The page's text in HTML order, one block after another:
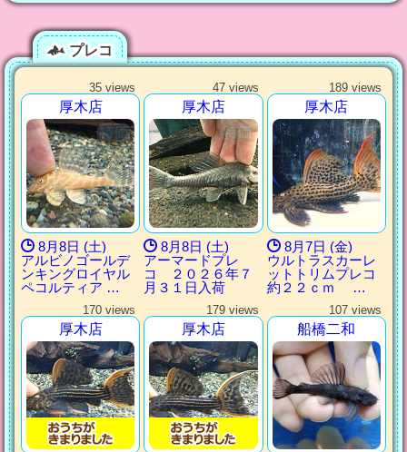
プレコ
35 views
厚木店
8月8日 (土)
アルビノゴールデ
ンキングロイヤル
ペコルティア …
47 views
厚木店
8月8日 (土)
アーマードプレ
コ ２０２６年７
月３１日入荷
189 views
厚木店
8月7日 (金)
ウルトラスカーレ
ットトリムプレコ
約２２ｃｍ …
170 views
厚木店
179 views
厚木店
107 views
船橋二和